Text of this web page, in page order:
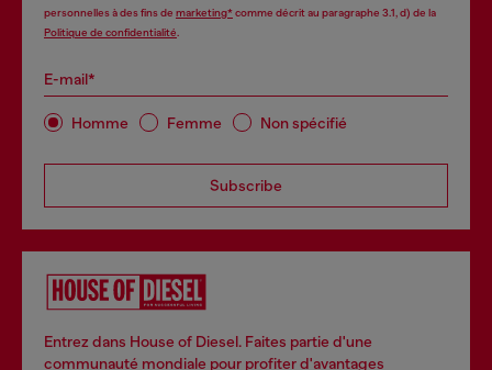
personnelles à des fins de marketing*comme décrit au paragraphe 3.1, d) de la
Politique de confidentialité
E-mail*
Homme Femme Non spécifié
Subscribe
Entrez dans House of Diesel. Faites partie d'une
communauté mondiale pour profiter d'avantages